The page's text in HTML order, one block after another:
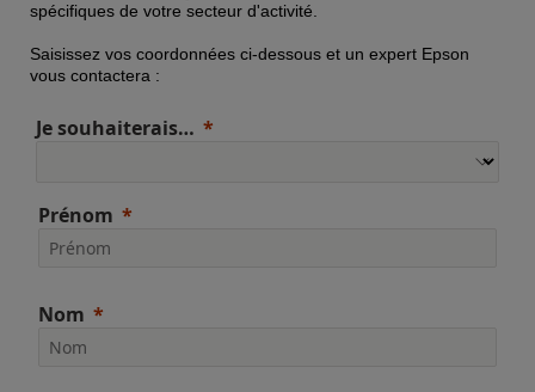
spécifiques de votre secteur d'activité.
Saisissez vos coordonnées ci-dessous et un expert Epson
vous contactera :
Je souhaiterais…
Prénom
Nom